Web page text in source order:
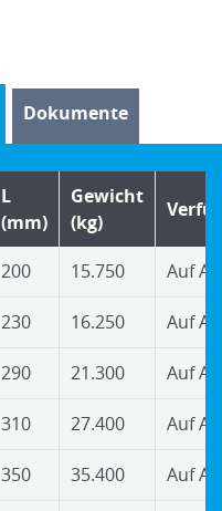
Dokumente
L
(mm)
Gewicht
(kg)
200 15.750 Auf
230 16.250 Auf
290 21.300 Auf
310 27.400 Auf
350 35.400 Auf